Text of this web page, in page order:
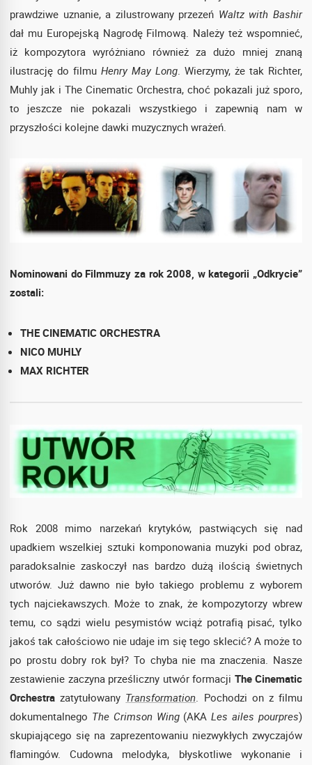
prawdziwe uznanie, a zilustrowany przezeń Waltz with Bashir
dał mu Europejską Nagrodę Filmową. Należy też wspomnieć,
iż kompozytora wyróżniano również za dużo mniej znaną
ilustrację do filmu Henry May Long. Wierzymy, że tak Richter,
Muhly jak i The Cinematic Orchestra, choć pokazali już sporo,
to jeszcze nie pokazali wszystkiego i zapewnią nam w
przyszłości kolejne dawki muzycznych wrażeń.
Nominowani do Filmmuzy za rok 2008, w kategorii „Odkrycie”
zostali:
THE CINEMATIC ORCHESTRA
NICO MUHLY
MAX RICHTER
Rok 2008 mimo narzekań krytyków, pastwiących się nad
upadkiem wszelkiej sztuki komponowania muzyki pod obraz,
paradoksalnie zaskoczył nas bardzo dużą ilością świetnych
utworów. Już dawno nie było takiego problemu z wyborem
tych najciekawszych. Może to znak, że kompozytorzy wbrew
temu, co sądzi wielu pesymistów wciąż potrafią pisać, tylko
jakoś tak całościowo nie udaje im się tego sklecić? A może to
po prostu dobry rok był? To chyba nie ma znaczenia. Nasze
zestawienie zaczyna prześliczny utwór formacji The Cinematic
Orchestra zatytułowany Transformation. Pochodzi on z filmu
dokumentalnego The Crimson Wing(AKALes ailes pourpres)
skupiającego się na zaprezentowaniu niezwykłych zwyczajów
flamingów. Cudowna melodyka, błyskotliwe wykonanie i